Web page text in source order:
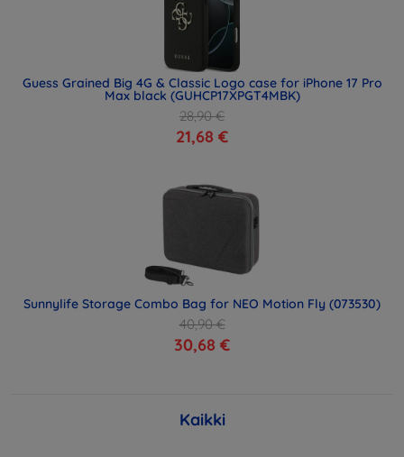
Guess Grained Big 4G & Classic Logo case for iPhone 17 Pro
Max black (GUHCP17XPGT4MBK)
28,90 €
21,68 €
Sunnylife Storage Combo Bag for NEO Motion Fly (073530)
40,90 €
30,68 €
Kaikki